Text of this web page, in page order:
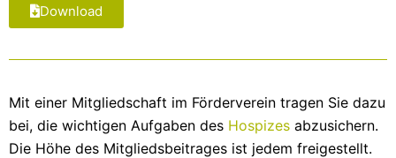
Download
Mit einer Mitgliedschaft im Förderverein tragen Sie dazu
bei, die wichtigen Aufgaben des Hospizes abzusichern.
Die Höhe des Mitgliedsbeitrages ist jedem freigestellt.